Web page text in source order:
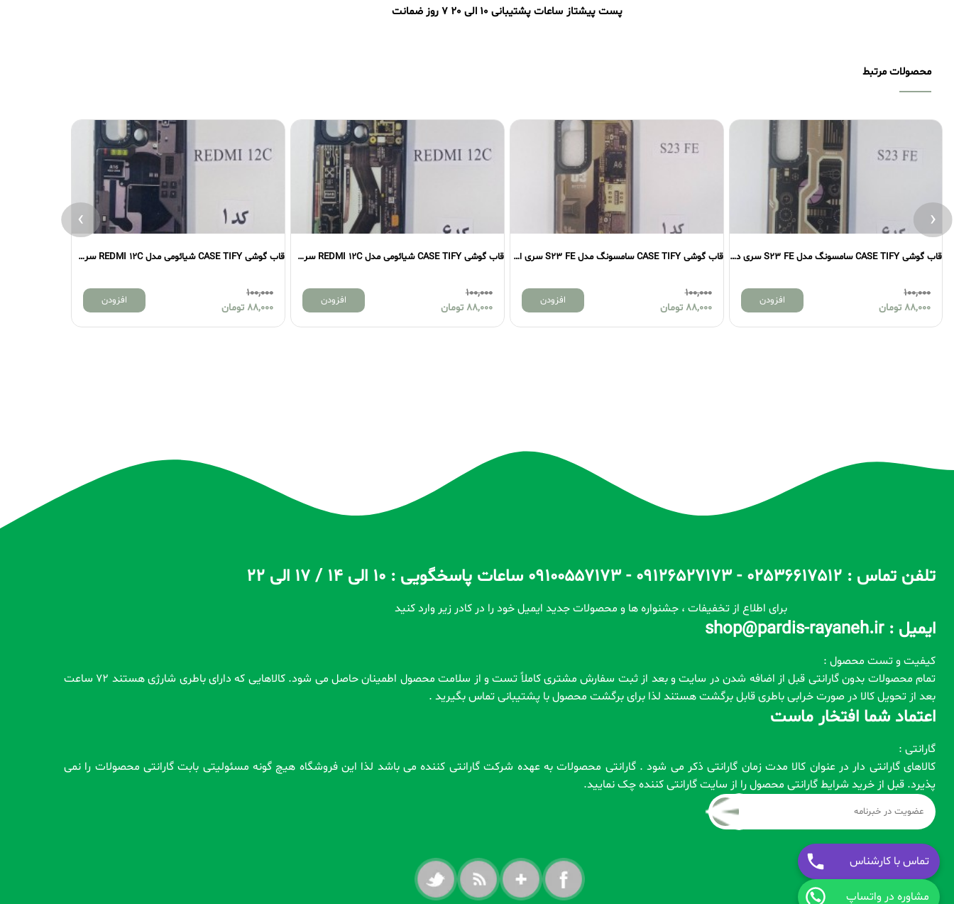
پست پیشتاز ساعات پشتیبانی 10 الی 20 7 روز ضمانت
محصولات مرتبط
قاب گوشی CASE TIFY سامسونگ مدل S23 FE سری دوم
افزودن
قاب گوشی CASE TIFY سامسونگ مدل S23 FE سری اول
افزودن
قاب گوشی CASE TIFY شیائومی مدل REDMI 12C سری دوم
افزودن
قاب گوشی CASE TIFY شیائومی مدل REDMI 12C سری اول
افزودن
‹
›
تماس با کارشناس
مشاوره در واتساپ
تلفن تماس : 02536617512 - 09126527173 - 09100557173 ساعات پاسخگویی : 10 الی 14 / 17 الی 22
برای اطلاع از تخفیفات ، جشنواره ها و محصولات جدید ایمیل خود را در کادر زیر وارد کنید
ایمیل : shop@pardis-rayaneh.ir
کیفیت و تست محصول :
تمام محصولات بدون گارانتی قبل از اضافه شدن در سایت و بعد از ثبت سفارش مشتری کاملاً تست و از سلامت محصول اطمینان حاصل می شود. کالاهایی که دارای باطری شارژی هستند 72 ساعت
بعد از تحویل کالا در صورت خرابی باطری قابل برگشت هستند لذا برای برگشت محصول با پشتیبانی تماس بگیرید .
اعتماد شما افتخار ماست
گارانتی :
کالاهای گارانتی دار در عنوان کالا مدت زمان گارانتی ذکر می شود . گارانتی محصولات به عهده شرکت گارانتی کننده می باشد لذا این فروشگاه هیچ گونه مسئولیتی بابت گارانتی محصولات را نمی
پذیرد. قبل از خرید شرایط گارانتی محصول را از سایت گارانتی کننده چک نمایید.